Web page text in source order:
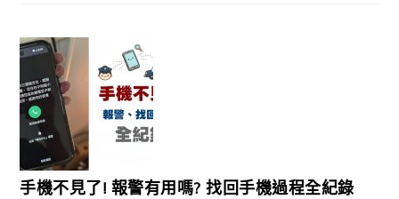
手機不見了! 報警有用嗎? 找回手機過程全紀錄